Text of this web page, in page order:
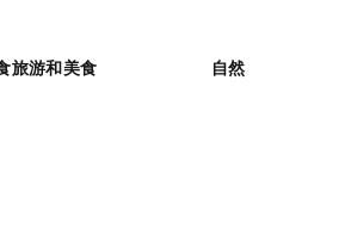
旅游和美食 自然